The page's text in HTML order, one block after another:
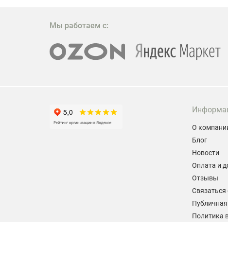
эффективных и бюджетных способов стать
проектора.
Мы работаем с:
О
Блог
Новости
Оплата и
Отзывы
Связаться
Политика